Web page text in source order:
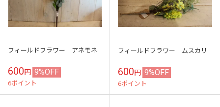
フィールドフラワー アネモネ
600円 9%OFF
6ポイント
フィールドフラワー ムスカリ
600円 9%OFF
6ポイント